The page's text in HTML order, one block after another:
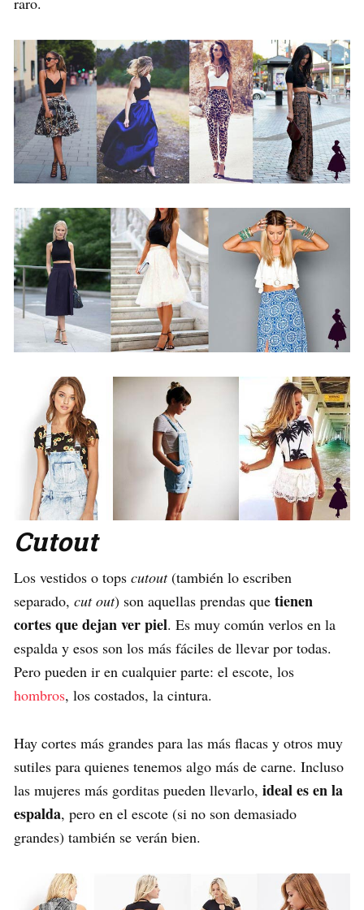
Cutout
Los vestidos o tops cutout(también lo escriben
separado, cut out) son aquellas prendas que tienen
cortes que dejan ver piel. Es muy común verlos en la
espalda y esos son los más fáciles de llevar por todas.
Pero pueden ir en cualquier parte: el escote, los
hombros, los costados, la cintura.
Hay cortes más grandes para las más flacas y otros muy
sutiles para quienes tenemos algo más de carne. Incluso
las mujeres más gorditas pueden llevarlo, ideal es en la
espalda, pero en el escote (si no son demasiado
grandes) también se verán bien.